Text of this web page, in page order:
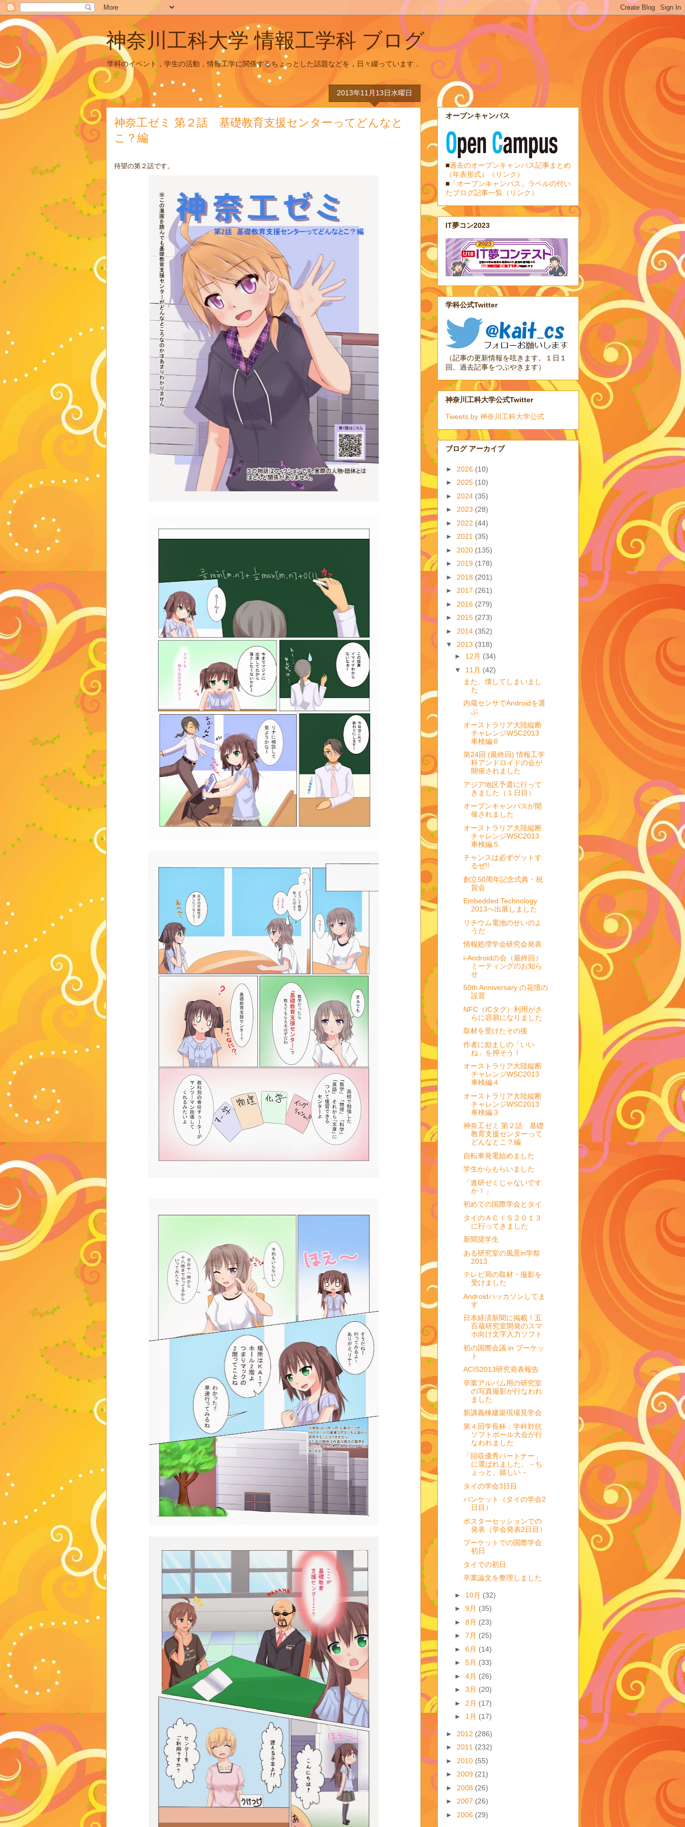
神奈川工科大学 情報工学科 ブログ
学科のイベント，学生の活動，情報工学に関係するちょっとした話題などを，日々綴っています．
2013年11月13日水曜日
神奈工ゼミ 第２話 基礎教育支援センターってどんなと
こ？編
待望の第２話です。
オープンキャンパス
■過去のオープンキャンパス記事まとめ
（年表形式）（リンク）
■ 「オープンキャンパス」ラベルの付い
たブログ記事一覧（リンク）
IT夢コン2023
学科公式Twitter
（記事の更新情報を呟きます。１日１
回、過去記事をつぶやきます）
神奈川工科大学公式Twitter
Tweets by 神奈川工科大学公式
ブログ アーカイブ
► 2026 (10)
► 2025 (10)
► 2024 (35)
► 2023 (28)
► 2022 (44)
► 2021 (35)
► 2020 (135)
► 2019 (178)
► 2018 (201)
► 2017 (261)
► 2016 (279)
► 2015 (273)
► 2014 (352)
▼ 2013 (318)
► 12月 (34)
▼ 11月 (42)
また、壊してしまいまし
た
内蔵センサでAndroidを選
ぶ
オーストラリア大陸縦断
チャレンジWSC2013
車検編６
第24回 (最終回) 情報工学
科アンドロイドの会が
開催されました
アジア地区予選に行って
きました（１日目）
オープンキャンパスが開
催されました
オーストラリア大陸縦断
チャレンジWSC2013
車検編５
チャンスは必ずゲットす
るぜ!!
創立50周年記念式典・祝
賀会
Embedded Technology
2013へ出展しました
リチウム電池のせいのよ
うだ
情報処理学会研究会発表
i-Androidの会（最終回）
ミーティングのお知ら
せ
50th Anniversary の花壇の
設置
NFC（ICタグ）利用がさ
らに容易になりました
取材を受けたその後
作者に励ましの「いい
ね」を押そう！
オーストラリア大陸縦断
チャレンジWSC2013
車検編４
オーストラリア大陸縦断
チャレンジWSC2013
車検編３
神奈工ゼミ 第２話 基礎
教育支援センターって
どんなとこ？編
自転車発電始めました
学生からもらいました
「進研ゼミじゃないです
か！」
初めての国際学会とタイ
タイのＡＣＩＳ２０１３
に行ってきました
新聞奨学生
ある研究室の風景in学祭
2013
テレビ局の取材・撮影を
受けました
Androidハッカソンしてま
す
日本経済新聞に掲載！五
百蔵研究室開発のスマ
ホ向け文字入力ソフト
初の国際会議 in プーケッ
ト
ACIS2013研究発表報告
卒業アルバム用の研究室
の写真撮影が行なわれ
ました
新講義棟建築現場見学会
第４回学長杯：学科対抗
ソフトボール大会が行
なわれました
「回収優秀パートナー」
に選ばれました。－ち
ょっと、嬉しい－
タイの学会3日目
バンケット（タイの学会2
日目）
ポスターセッションでの
発表（学会発表2日目）
プーケットでの国際学会
初日
タイでの初日
卒業論文を整理しました
► 10月 (32)
► 9月 (35)
► 8月 (23)
► 7月 (25)
► 6月 (14)
► 5月 (33)
► 4月 (26)
► 3月 (20)
► 2月 (17)
► 1月 (17)
► 2012 (286)
► 2011 (232)
► 2010 (55)
► 2009 (21)
► 2008 (26)
► 2007 (26)
► 2006 (29)